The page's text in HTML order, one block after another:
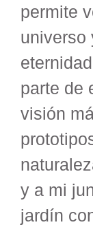
permite
universo
parte de
visión
y a mi
jardín